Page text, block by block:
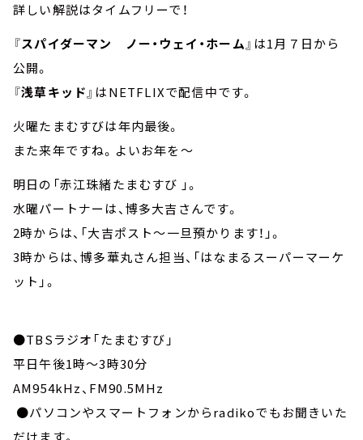
詳しい解説はタイムフリーで！
『スパイダーマン ノー・ウェイ・ホーム』は1月７日から
公開。
『浅草キッド』はNETFLIXで配信中です。
火曜たまむすびは年内最後。
また来年ですね。よいお年を～
明日の「赤江珠緒たまむすび 」。
水曜パートナーは、博多大吉さんです。
2時からは、「大吉ポスト～一旦預かります！」。
3時からは、博多華丸さん担当、「はなまるスーパーマーケ
ット」。
●TBSラジオ「たまむすび」
平日午後1時～3時30分
AM954kHz、FM90.5MHz
●パソコンやスマートフォンからradikoでもお聞きいた